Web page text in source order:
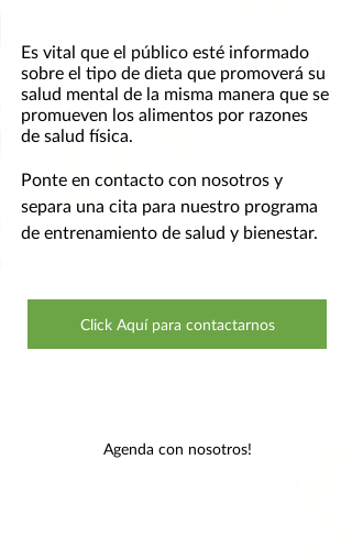
Es vital que el público esté informado
sobre el tipo de dieta que promoverá su
salud mental de la misma manera que se
promueven los alimentos por razones
de salud física.
Ponte en contacto con nosotros y
separa una cita para nuestro programa
de entrenamiento de salud y bienestar.
Click Aquí para contactarnos
Agenda con nosotros!